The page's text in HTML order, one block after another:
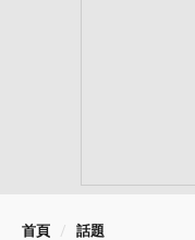
首頁 話題